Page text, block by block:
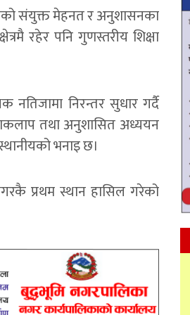
संयुक्त मेहनत र अनुशासनका
रहेर पनि गुणस्तरीय शिक्षा
नतिजामा निरन्तर सुधार गर्दै
तथा अनुशासित अध्ययन
भनाइ छ।
प्रथम स्थान हासिल गरेको